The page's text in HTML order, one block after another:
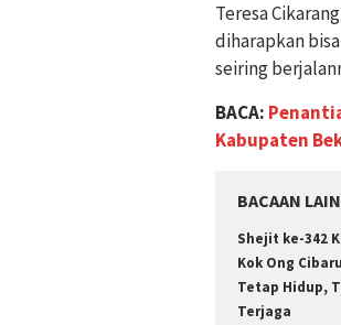
Teresa
diharapkan
seiring
BACA:
Kabupaten
BACAAN
Shejit ke-342
Kok Ong
Tetap Hidup,
Terjaga